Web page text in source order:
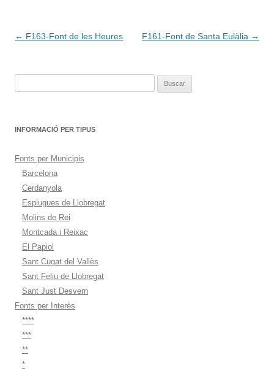
Navegación
← F163-Font de les Heures F161-Font de Santa Eulàlia →
INFORMACIÓ PER TIPUS
Fonts per Municipis
Barcelona
Cerdanyola
Esplugues de Llobregat
Molins de Rei
Montcada i Reixac
El Papiol
Sant Cugat del Vallès
Sant Feliu de Llobregat
Sant Just Desvern
Fonts per Interès
****
***
**
*